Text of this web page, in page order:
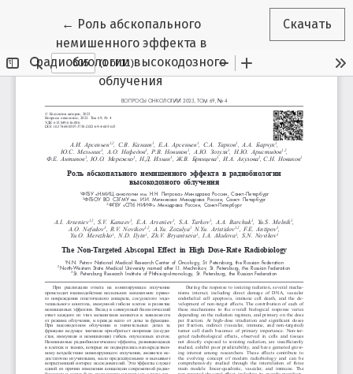
← Вернуться к Подробностям о статье
Роль абскопального
немишенного эффекта в
радиобиологии высокодозного
облучения
Скачать